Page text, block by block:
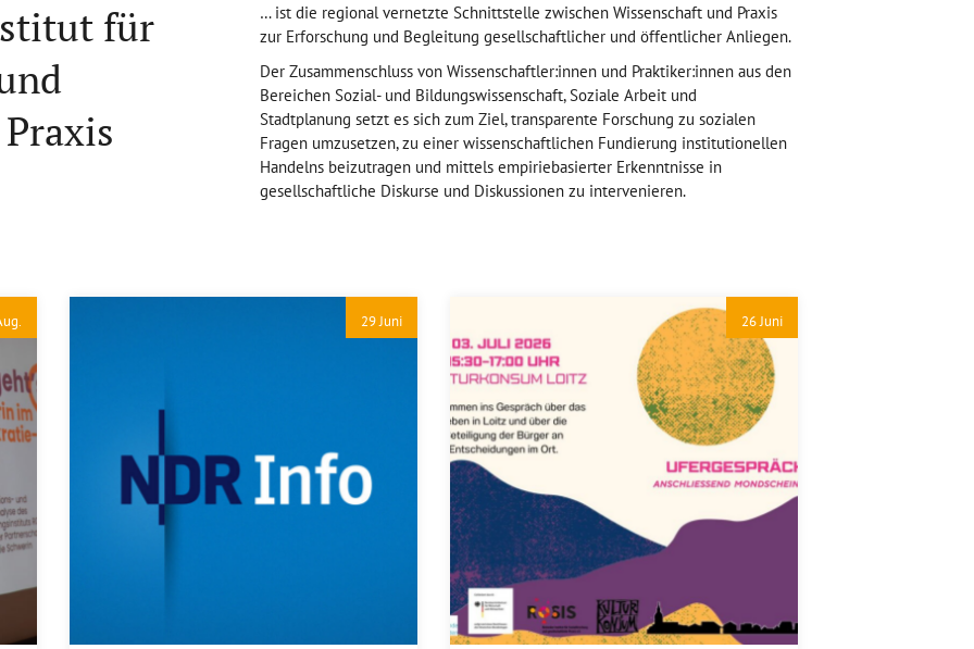
für
… ist die regional vernetzte Schnittstelle zwischen Wissenschaft und Praxis
zur Erforschung und Begleitung gesellschaftlicher und öffentlicher Anliegen.
Der Zusammenschluss von Wissenschaftler:innen und Praktiker:innen aus den
Bereichen Sozial- und Bildungswissenschaft, Soziale Arbeit und
Stadtplanung setzt es sich zum Ziel, transparente Forschung zu sozialen
Fragen umzusetzen, zu einer wissenschaftlichen Fundierung institutionellen
Handelns beizutragen und mittels empiriebasierter Erkenntnisse in
gesellschaftliche Diskurse und Diskussionen zu intervenieren.
29 Juni 26 Juni